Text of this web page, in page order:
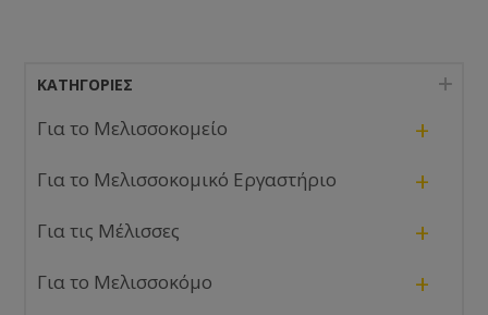
ΚΑΤΗΓΟΡΊΕΣ
Για το Μελισσοκομείο +
Για το Μελισσοκομικό Εργαστήριο +
Για τις Μέλισσες +
Για το Μελισσοκόμο +